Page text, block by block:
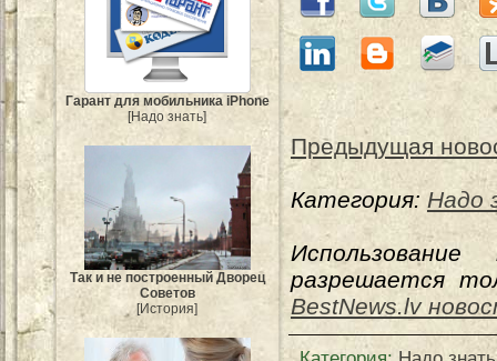
Гарант для мобильника iPhone
[Надо знать]
Так и не построенный Дворец
Советов
[История]
Предыдущая
Категория: Надо
разрешается
BestNews.lv